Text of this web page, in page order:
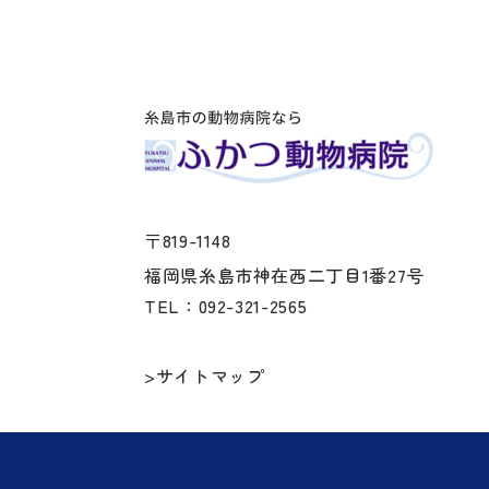
〒819-1148
福岡県糸島市神在西二丁目1番27号
TEL：092-321-2565
>サイトマップ